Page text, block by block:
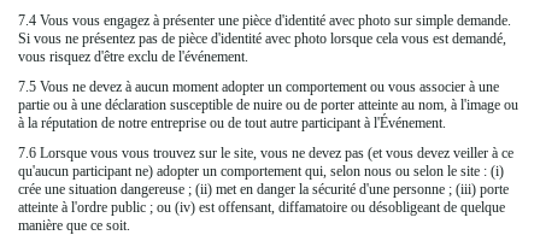
7.4 Vous vous engagez à présenter une pièce d'identité avec photo sur simple demande.
Si vous ne présentez pas de pièce d'identité avec photo lorsque cela vous est demandé,
vous risquez d'être exclu de l'événement.
7.5 Vous ne devez à aucun moment adopter un comportement ou vous associer à une
partie ou à une déclaration susceptible de nuire ou de porter atteinte au nom, à l'image ou
à la réputation de notre entreprise ou de tout autre participant à l'Événement.
7.6 Lorsque vous vous trouvez sur le site, vous ne devez pas (et vous devez veiller à ce
qu'aucun participant ne) adopter un comportement qui, selon nous ou selon le site : (i)
crée une situation dangereuse ; (ii) met en danger la sécurité d'une personne ; (iii) porte
atteinte à l'ordre public ; ou (iv) est offensant, diffamatoire ou désobligeant de quelque
manière que ce soit.